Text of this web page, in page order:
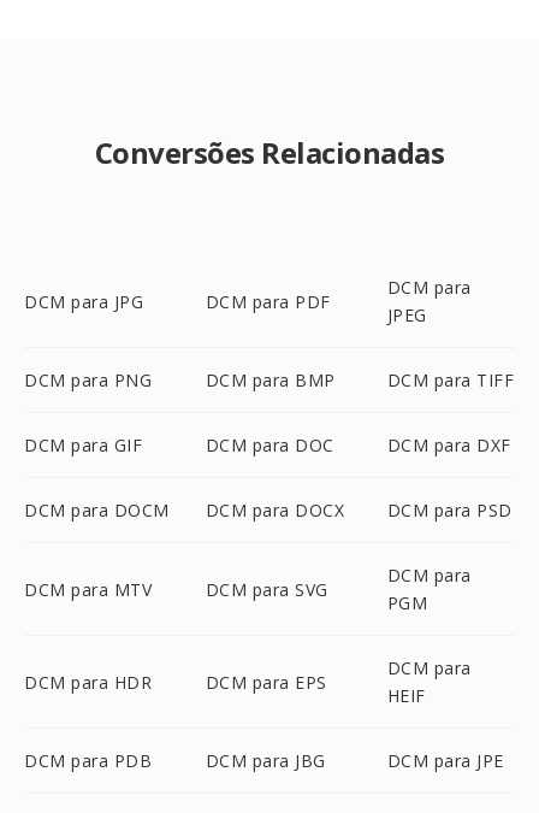
Conversões Relacionadas
DCM para JPG DCM para PDF
DCM para
JPEG
DCM para PNG DCM para BMP DCM para TIFF
DCM para GIF DCM para DOC DCM para DXF
DCM para DOCM DCM para DOCX DCM para PSD
DCM para MTV DCM para SVG
DCM para
PGM
DCM para HDR DCM para EPS
DCM para
HEIF
DCM para PDB DCM para JBG DCM para JPE